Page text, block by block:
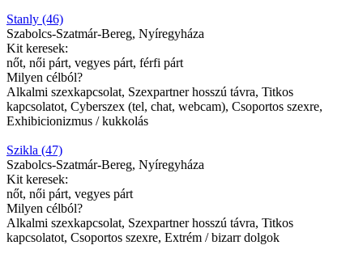
Stanly (46)
Szabolcs-Szatmár-Bereg, Nyíregyháza
Kit keresek:
nőt, női párt, vegyes párt, férfi párt
Milyen célból?
Alkalmi szexkapcsolat, Szexpartner hosszú távra, Titkos
kapcsolatot, Cyberszex (tel, chat, webcam), Csoportos szexre,
Exhibicionizmus / kukkolás
Szikla (47)
Szabolcs-Szatmár-Bereg, Nyíregyháza
Kit keresek:
nőt, női párt, vegyes párt
Milyen célból?
Alkalmi szexkapcsolat, Szexpartner hosszú távra, Titkos
kapcsolatot, Csoportos szexre, Extrém / bizarr dolgok